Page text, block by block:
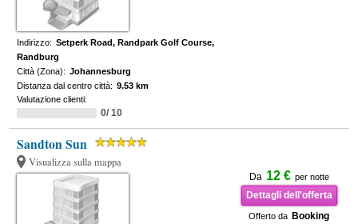
Indirizzo: Setperk Road, Randpark Golf Course,
Randburg
Città (Zona): Johannesburg
Distanza dal centro città: 9.53 km
Valutazione clienti:
0/ 10
Sandton Sun
Visualizza sulla mappa
Da 12 € per notte
Dettagli dell'offerta
Offerto da Booking